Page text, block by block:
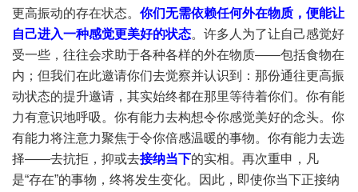
更高振动的存在状态。 你们无需依赖任何外在物质，便能让
自己进入一种感觉更美好的状态。许多人为了让自己感觉好
受一些，往往会求助于各种各样的外在物质——包括食物在
内；但我们在此邀请你们去觉察并认识到：那份通往更高振
动状态的提升邀请，其实始终都在那里等待着你们。你有能
力有意识地呼吸。你有能力去构想令你感觉美好的念头。你
有能力将注意力聚焦于令你倍感温暖的事物。你有能力去选
择——去抗拒，抑或去接纳当下的实相。再次重申，凡
是“存在”的事物，终将发生变化。因此，即使你当下正接纳